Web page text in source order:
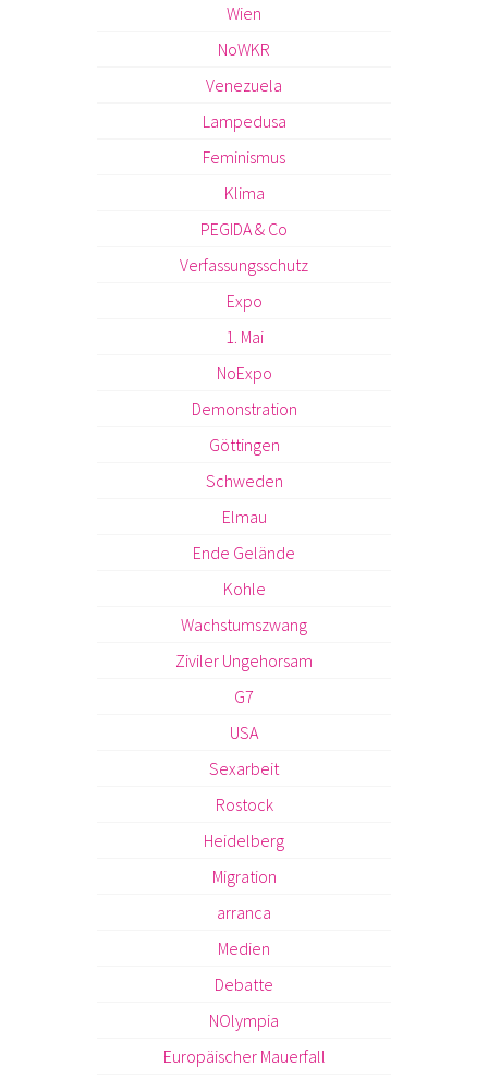
Wien
NoWKR
Venezuela
Lampedusa
Feminismus
Klima
PEGIDA & Co
Verfassungsschutz
Expo
1. Mai
NoExpo
Demonstration
Göttingen
Schweden
Elmau
Ende Gelände
Kohle
Wachstumszwang
Ziviler Ungehorsam
G7
USA
Sexarbeit
Rostock
Heidelberg
Migration
arranca
Medien
Debatte
NOlympia
Europäischer Mauerfall